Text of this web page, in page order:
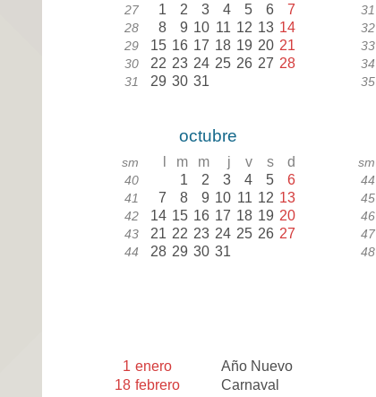
27 1 2 3 4 5 6 7
28 8 9 10 11 12 13 14
29 15 16 17 18 19 20 21
30 22 23 24 25 26 27 28
31 29 30 31
31
32
33
34
35
octubre
sm m m j v s d
40 1 2 3 4 5 6
41 7 8 9 10 11 12 13
42 14 15 16 17 18 19 20
43 21 22 23 24 25 26 27
44 28 29 30 31
sm
44
45
46
47
48
1 enero
Año Nuevo
18 febrero
Carnaval